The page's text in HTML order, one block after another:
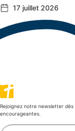
17 juillet 2026
Rejoignez notre newsletter
encourageantes.